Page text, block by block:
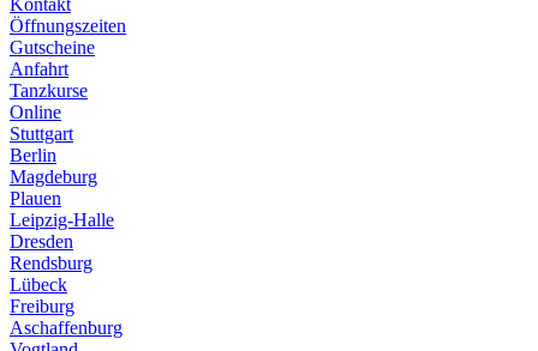
Kontakt
Öffnungszeiten
Gutscheine
Anfahrt
Tanzkurse
Online
Stuttgart
Berlin
Magdeburg
Plauen
Leipzig-Halle
Dresden
Rendsburg
Lübeck
Freiburg
Aschaffenburg